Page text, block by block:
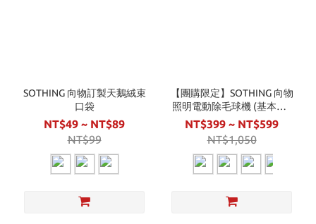
SOTHING 向物訂製天鵝絨束
口袋
NT$49 ~ NT$89
NT$99
【團購限定】SOTHING 向物
照明電動除毛球機 (基本款 /
升級款)
NT$399 ~ NT$599
NT$1,050